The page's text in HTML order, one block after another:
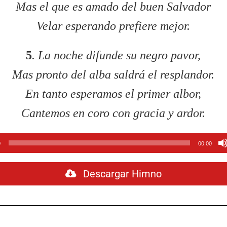
Mas el que es amado del buen Salvador
Velar esperando prefiere mejor.
5. La noche difunde su negro pavor,
Mas pronto del alba saldrá el resplandor.
En tanto esperamos el primer albor,
Cantemos en coro con gracia y ardor.
00:00
Descargar Himno